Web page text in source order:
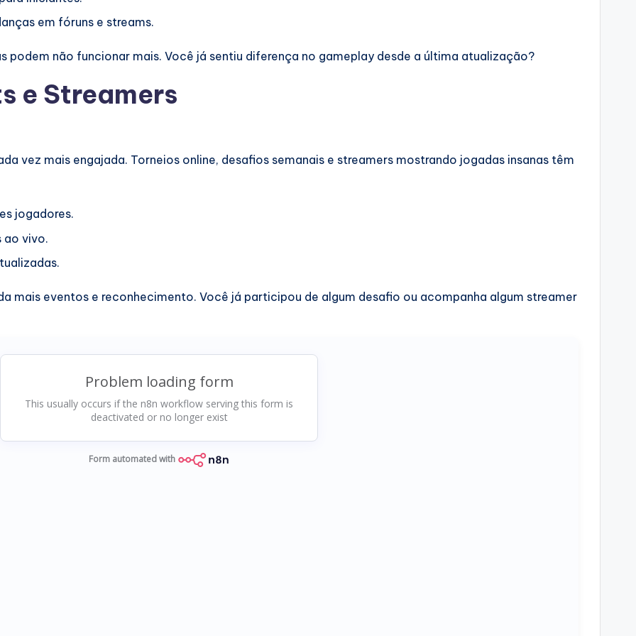
em fóruns e streams.
podem não funcionar mais. Você já sentiu diferença no gameplay desde a última atualização?
e Streamers
vez mais engajada. Torneios online, desafios semanais e streamers mostrando jogadas insanas têm
jogadores.
ao vivo.
mais eventos e reconhecimento. Você já participou de algum desafio ou acompanha algum streamer